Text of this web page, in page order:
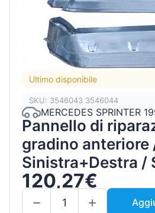
Ultimo disponibile
SKU: 3546043 3546044
MERCEDES SPRINTER
Pannello di
gradino anteriore
Sinistra+Destra /
120,27€